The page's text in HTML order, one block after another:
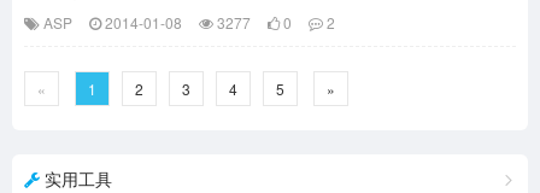
ASP 2014-01-08 3277 0 2
« 1 2 3 4 5 »
实用工具